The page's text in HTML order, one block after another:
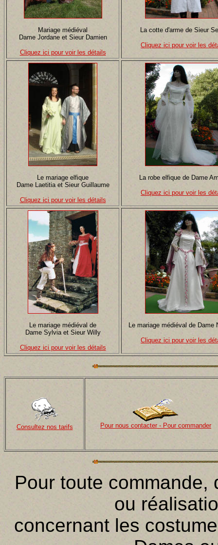
Mariage médiéval
Dame Jordane et Sieur Damien
Cliquez ici pour voir les détails
La cotte d'arme de Sieur
Cliquez ici pour voir les
Le mariage elfique
Dame Laetitia et Sieur Guillaume
Cliquez ici pour voir les détails
La robe elfique de Dame
Cliquez ici pour voir les
Le mariage médiéval de
Dame Sylvia et Sieur Willy
Cliquez ici pour voir les détails
Le mariage médiéval de Dame
Cliquez ici pour voir les
Consultez nos tarifs Pour nous contacter - Pour commander
Pour toute commande,
ou
concernant les